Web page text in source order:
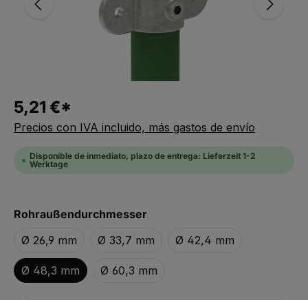
5,21 €*
Precios con IVA incluido, más gastos de envío
Disponible de inmediato, plazo de entrega: Lieferzeit 1-2
Werktage
Seleccionar
Rohraußendurchmesser
Ø 26,9 mm
Ø 33,7 mm Ø 42,4 mm
Ø 48,3 mm Ø 60,3 mm